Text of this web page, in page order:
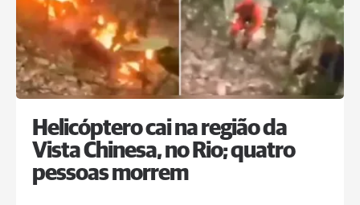
Helicóptero cai na região da
Vista Chinesa, no Rio; quatro
pessoas morrem